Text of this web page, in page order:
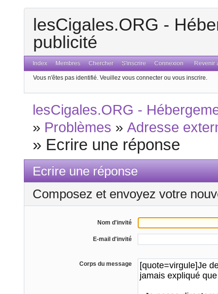
lesCigales.ORG -
publicité
Index Membres Chercher S'inscrire Connexion Revenir
Vous n'êtes pas identifié. Veuillez vous connecter ou vous inscrire.
lesCigales.ORG -
» Problèmes »Adresse
» Ecrire une réponse
Ecrire une réponse
Composez et envoyez votre
Nom d'invité
E-mail d'invité
Corps du message